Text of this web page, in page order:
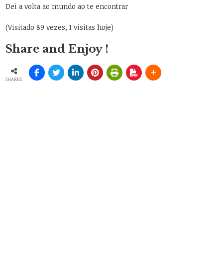
Dei a volta ao mundo ao te encontrar
(Visitado 89 vezes, 1 visitas hoje)
Share and Enjoy !
SHARES